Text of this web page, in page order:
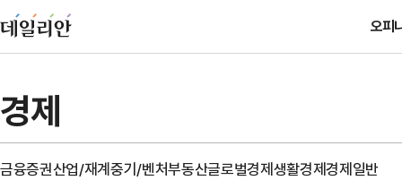
오피
경제
금융증권산업/재계중기/벤처부동산글로벌경제생활경제경제일반